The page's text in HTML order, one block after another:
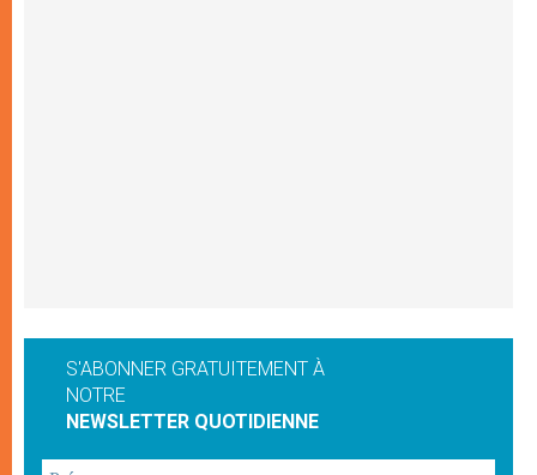
S'ABONNER GRATUITEMENT À
NOTRE
NEWSLETTER QUOTIDIENNE